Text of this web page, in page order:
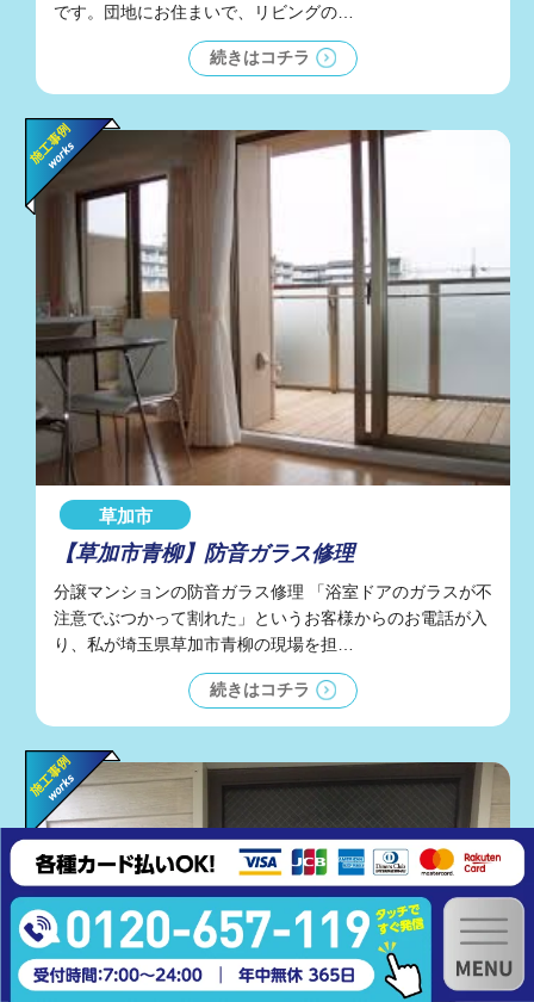
です。団地にお住まいで、リビングの…
続きはコチラ
草加市
【草加市青柳】防音ガラス修理
分譲マンションの防音ガラス修理 「浴室ドアのガラスが不
注意でぶつかって割れた」というお客様からのお電話が入
り、私が埼玉県草加市青柳の現場を担…
続きはコチラ